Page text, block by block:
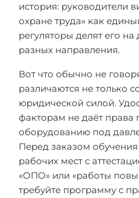
история: руководители
охране труда» как
регуляторы делят его
разных направления.
Вот что обычно не
различаются не только
юридической силой.
факторам не даёт права
оборудованию под
Перед заказом обучения
рабочих мест с
«ОПО» или «работы
требуйте программу с